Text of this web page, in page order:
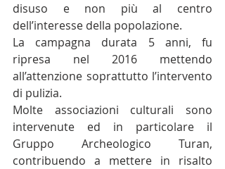
disuso e non più al centro
dell’interesse della popolazione.
La campagna durata 5 anni, fu
ripresa nel 2016 mettendo
all’attenzione soprattutto l’intervento
di pulizia.
Molte associazioni culturali sono
intervenute ed in particolare il
Gruppo Archeologico Turan,
contribuendo a mettere in risalto